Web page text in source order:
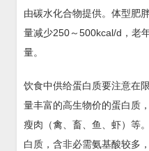
由碳水化合物提供。体型肥
量减少250～500kcal/d，老
量。
饮食中供给蛋白质要注意在
量丰富的高生物价的蛋白质
瘦肉（禽、畜、鱼、虾）等
白质，含非必需氨基酸较多